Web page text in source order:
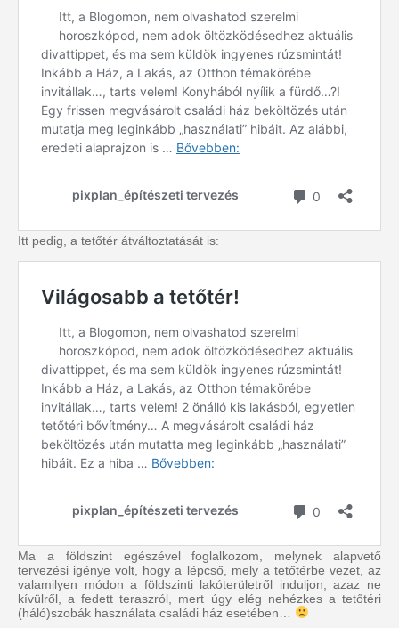
Itt pedig, a tetőtér átváltoztatását is:
Ma a földszint egészével foglalkozom, melynek alapvető
tervezési igénye volt, hogy a lépcső, mely a tetőtérbe vezet, az
valamilyen módon a földszinti lakóterületről induljon, azaz ne
kívülről, a fedett teraszról, mert úgy elég nehézkes a tetőtéri
(háló)szobák használata családi ház esetében…